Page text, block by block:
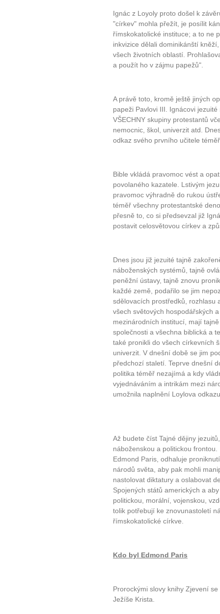
Ignác z Loyoly proto došel k
"církev" mohla přežít, je posílit
římskokatolické instituce; a to ne
inkvizice dělali dominikánští
všech životních oblastí.
a použít ho v zájmu papežů".
A právě toto, kromě ještě jiných
papeži Pavlovi III. Ignácovi
VŠECHNY skupiny protestantů
nemocnic, škol, univerzit atd.
odkaz svého prvního učitele
Bible vkládá pravomoc vést a
povolaného kazatele. Lstivým
pravomoc výhradně do rukou
téměř všechny protestantské
přesně to, co si předsevzal již
postavit celosvětovou církev a
Dnes jsou již jezuité tajně
náboženských systémů, tajně
peněžní ústavy, tajně znovu
každé země, podařilo se jim
sdělovacích prostředků, rozhlasu
všech světových hospodářských
mezinárodních institucí, mají
společnosti a všechna biblická a
také pronikli do všech církevních
univerzit. V dnešní době se jim
předchozí staletí. Teprve dnešní
politika téměř nezajímá a kdy
vyjednáváním a intrikám mezi
umožnila naplnění Loylova
Až budete číst Tajné dějiny
náboženskou a politickou
Edmond Paris, odhaluje
národů světa, aby pak mohli
nastolovat diktatury a oslabovat
Spojených států amerických a
politickou, morální, vojenskou,
tolik potřebují ke znovunastoletí
římskokatolické církve.
Kdo byl Edmond Paris
Prorockými slovy knihy Zjevení
Ježíše Krista.